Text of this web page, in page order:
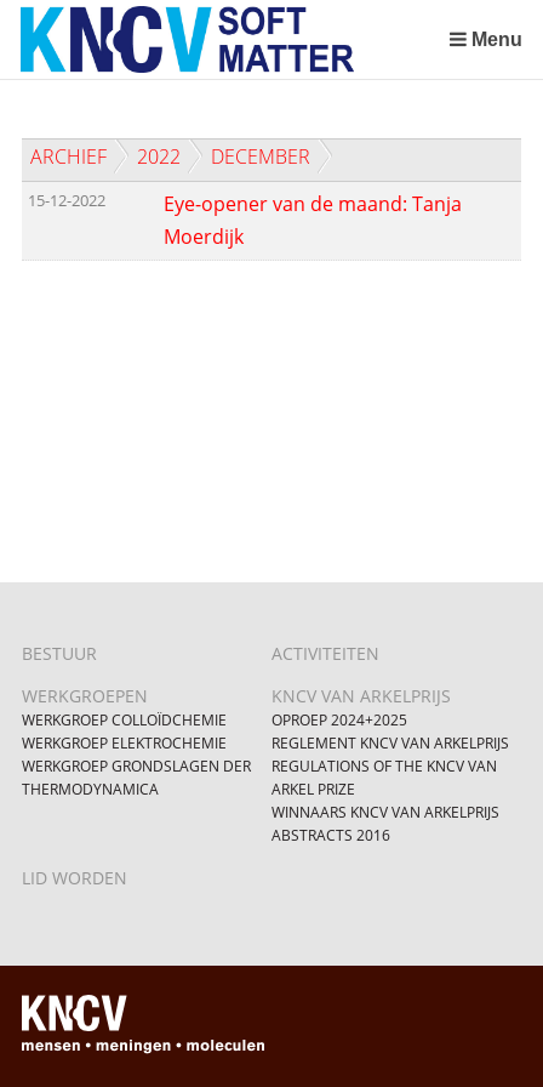
Sla
links
over
de
inhoud
Menu
ARCHIEF 2022 DECEMBER
15-12-2022
Eye-opener van de maand: Tanja
Moerdijk
BESTUUR
ACTIVITEITEN
WERKGROEPEN
WERKGROEP COLLOÏDCHEMIE
WERKGROEP ELEKTROCHEMIE
WERKGROEP GRONDSLAGEN DER
THERMODYNAMICA
KNCV VAN ARKELPRIJS
OPROEP 2024+2025
REGLEMENT KNCV VAN ARKELPRIJS
REGULATIONS OF THE KNCV VAN
ARKEL PRIZE
WINNAARS KNCV VAN ARKELPRIJS
ABSTRACTS 2016
LID WORDEN